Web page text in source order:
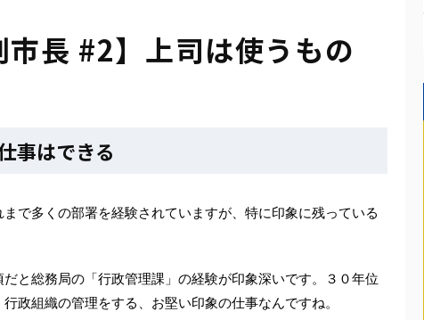
市長 #2】上司は使うもの
事はできる
まで多くの部署を経験されていますが、特に印象に残っている
と総務局の「行政管理課」の経験が印象深いです。３０年位
政組織の管理をする、お堅い印象の仕事なんですね。